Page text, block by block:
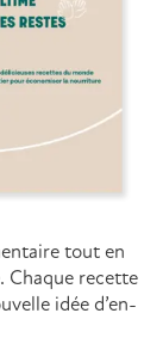
tout en
Chaque recette
idée d’en-